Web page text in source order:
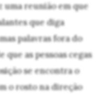
uma reunião em que
que diga
palavras fora do
que as pessoas cegas
se encontra o
o rosto na direção